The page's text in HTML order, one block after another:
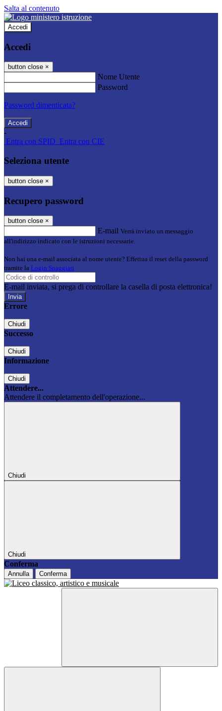
Salta al contenuto
Accedi
Accedi
button close ×
Nome Utente
Password
Password dimenticata?
-
Entra con SPID Entra con CIE
Seleziona utente
button close ×
Recupero password
button close ×
E-mail Verrà inviato un messaggio
all'indirizzo indicato con le istruzioni necessarie.
Non hai una e-mail associata al nome utente? Effettua il reset della password
tramite la Login Spaggiari
E-mail inviata, si prega di controllare la casella di posta elettronica!
Errore
Chiudi
Successo
Chiudi
Informazione
Chiudi
Attendere...
Attendere il completamento dell'operazione...
Chiudi
Chiudi
Conferma
Annulla Conferma